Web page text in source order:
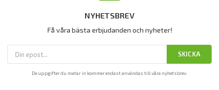
NYHETSBREV
Få våra bästa erbjudanden och nyheter!
SKICKA
De uppgifter du matar in kommer endast användas till våra nyhetsbrev.